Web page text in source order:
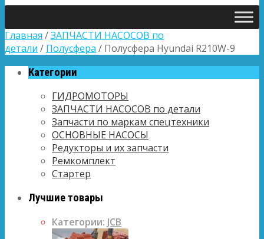
Главная /ЗАПЧАСТИ НАСОСОВ по
детали / Полусфера / Полусфера Hyundai R210W-9
Категории
ГИДРОМОТОРЫ
ЗАПЧАСТИ НАСОСОВ по детали
Запчасти по маркам спецтехники
ОСНОВНЫЕ НАСОСЫ
Редукторы и их запчасти
Ремкомплект
Стартер
Лучшие товары
Категории: JCB